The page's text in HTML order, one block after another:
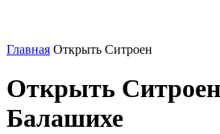
Главная Открыть Ситроен
Открыть
Балашихе